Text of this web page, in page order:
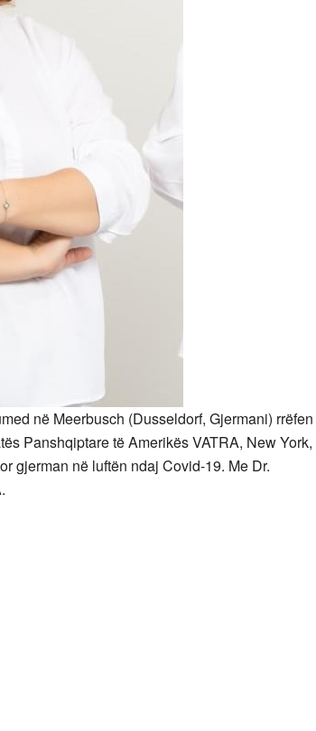
në Meerbusch (Dusseldorf, Gjermani) rrëfen
Panshqiptare të Amerikës VATRA, New York,
gjerman në luftën ndaj Covid-19. Me Dr.